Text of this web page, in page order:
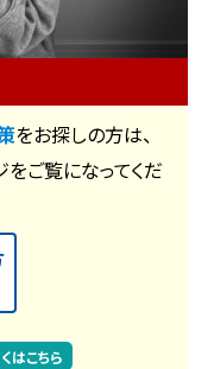
をお探しの方は、
ご覧になってくだ
はこちら